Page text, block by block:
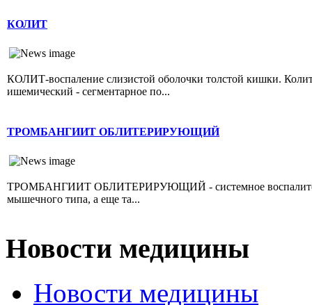
КОЛИТ
КОЛИТ-воспаление слизистой оболочки толстой кишки.
ишемический - сегментарное по...
ТРОМБАНГИИТ ОБЛИТЕРИРУЮЩИЙ
ТРОМБАНГИИТ ОБЛИТЕРИРУЮЩИЙ - системное
мышечного типа, а еще та...
Новости медицины
Новости медицины